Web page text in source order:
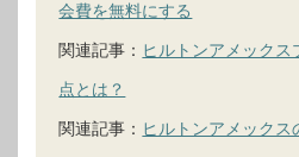
会費を無料にする
関連記事： ヒルトンアメックス
点とは？
関連記事： ヒルトンアメック